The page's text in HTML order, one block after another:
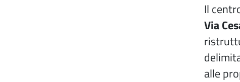
Il
Via
alle